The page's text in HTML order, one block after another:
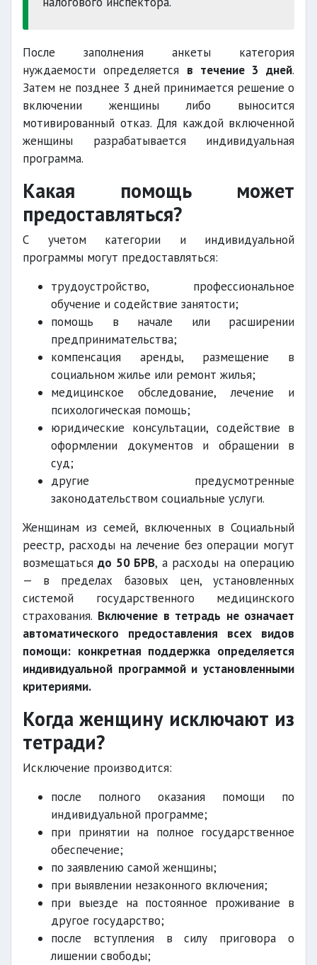
После заполнения анкеты категория
нуждаемости определяется в течение 3 дней.
Затем не позднее 3 дней принимается решение о
включении женщины либо выносится
мотивированный отказ. Для каждой включенной
женщины разрабатывается индивидуальная
программа.
Какая помощь может
предоставляться?
С учетом категории и индивидуальной
программы могут предоставляться:
трудоустройство, профессиональное
обучение и содействие занятости;
помощь в начале или расширении
предпринимательства;
компенсация аренды, размещение в
социальном жилье или ремонт жилья;
медицинское обследование, лечение и
психологическая помощь;
юридические консультации, содействие в
оформлении документов и обращении в
суд;
другие предусмотренные
законодательством социальные услуги.
Женщинам из семей, включенных в Социальный
реестр, расходы на лечение без операции могут
возмещатьсядо 50 БРВ, а расходы на операцию
— в пределах базовых цен, установленных
системой государственного медицинского
страхования. Включение в тетрадь не означает
автоматического предоставления всех видов
помощи: конкретная поддержка определяется
индивидуальной программой и установленными
критериями.
Когда женщину исключают из
тетради?
Исключение производится:
после полного оказания помощи по
индивидуальной программе;
при принятии на полное государственное
обеспечение;
по заявлению самой женщины;
при выявлении незаконного включения;
при выезде на постоянное проживание в
другое государство;
после вступления в силу приговора о
лишении свободы;